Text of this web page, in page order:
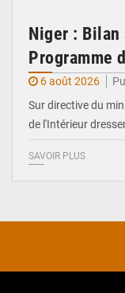
Niger : Bilan
Programme
6 août 2026
Sur directive du
de l'Intérieur
SAVOIR PLUS